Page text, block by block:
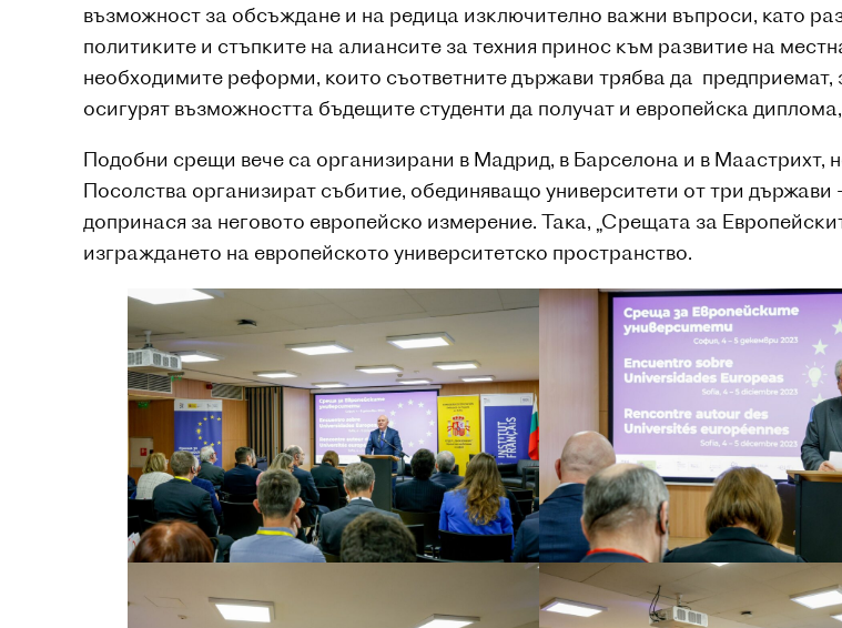
възможност за обсъждане и на редица изключително важни въпроси, като
политиките и стъпките на алиансите за техния принос към развитие на
необходимите реформи, които съответните държави трябва да предприемат,
осигурят възможността бъдещите студенти да получат и европейска
Подобни срещи вече са организирани в Мадрид, в Барселона и в Маастрихт,
Посолства организират събитие, обединяващо университети от три
допринася за неговото европейско измерение. Така, „Срещата за
изграждането на европейското университетско пространство.